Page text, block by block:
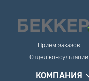
Прием заказов
Отдел консультации
КОМПАНИЯ